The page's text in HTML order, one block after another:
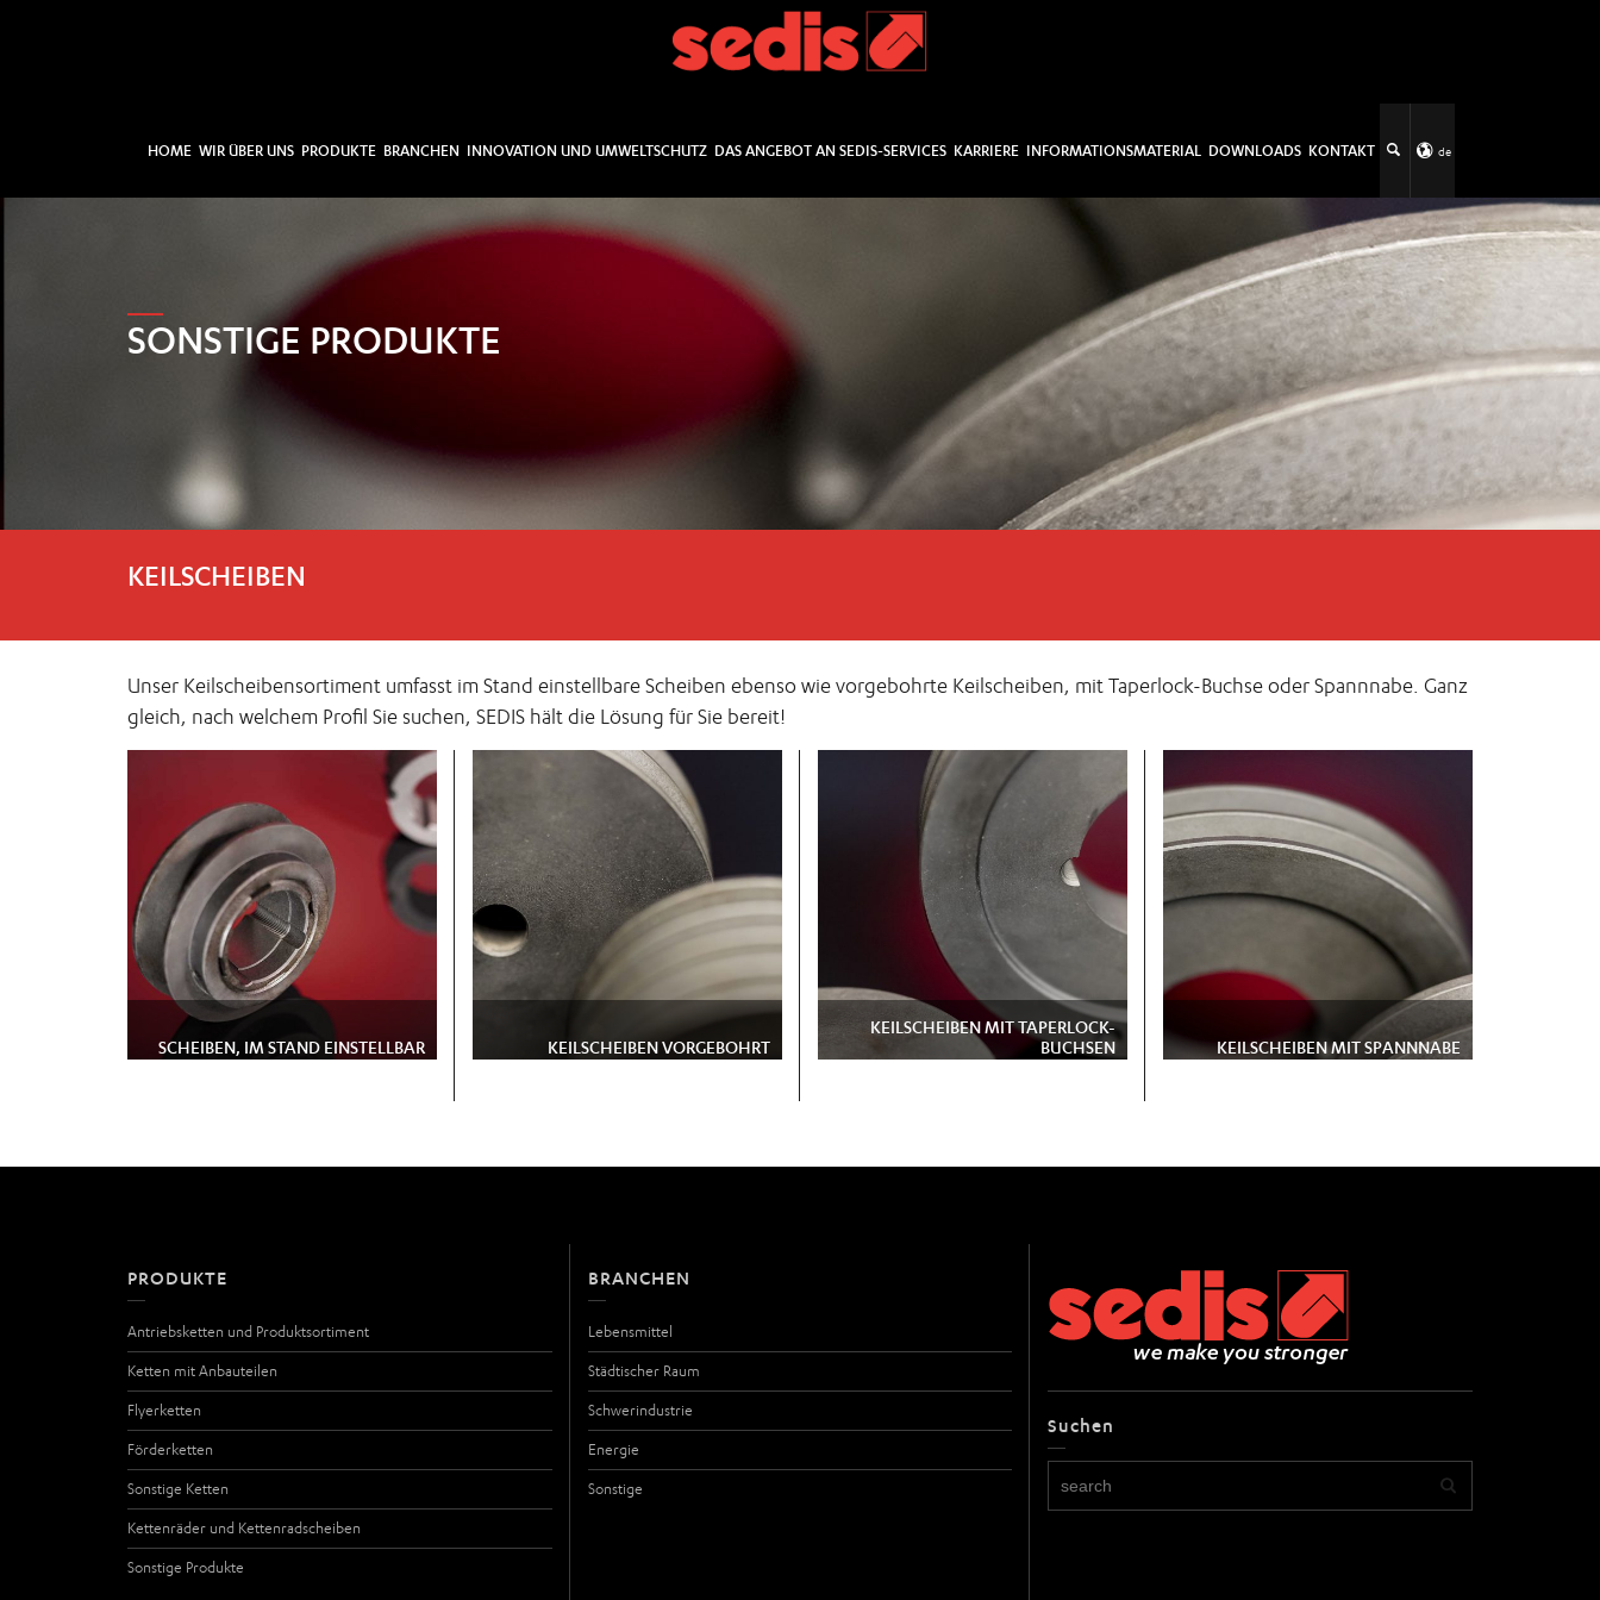
HOME WIR ÜBER UNS PRODUKTE BRANCHEN INNOVATION UND UMWELTSCHUTZ DAS ANGEBOT AN SEDIS-SERVICES KARRIERE INFORMATIONSMATERIAL DOWNLOADS KONTAKT de
SONSTIGE PRODUKTE
KEILSCHEIBEN
Unser Keilscheibensortiment umfasst im Stand einstellbare Scheiben ebenso wie vorgebohrte Keilscheiben, mit Taperlock-Buchse oder Spannnabe. Ganz
gleich, nach welchem Profil Sie suchen, SEDIS hält die Lösung für Sie bereit!
SCHEIBEN, IM STAND EINSTELLBAR KEILSCHEIBEN VORGEBOHRT
KEILSCHEIBEN MIT TAPERLOCK-
BUCHSEN
KEILSCHEIBEN MIT SPANNNABE
PRODUKTE
Antriebsketten und Produktsortiment
Ketten mit Anbauteilen
Flyerketten
Förderketten
Sonstige Ketten
Kettenräder und Kettenradscheiben
Sonstige Produkte
BRANCHEN
Lebensmittel
Städtischer Raum
Schwerindustrie
Energie
Sonstige
Suchen